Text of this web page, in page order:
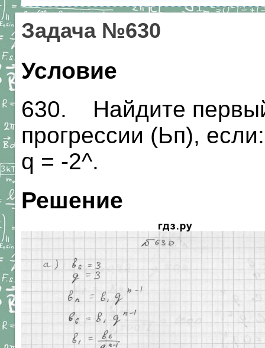
Задача №630
Условие
630. Найдите
прогрессии (Ьп),
q = -2^.
Решение